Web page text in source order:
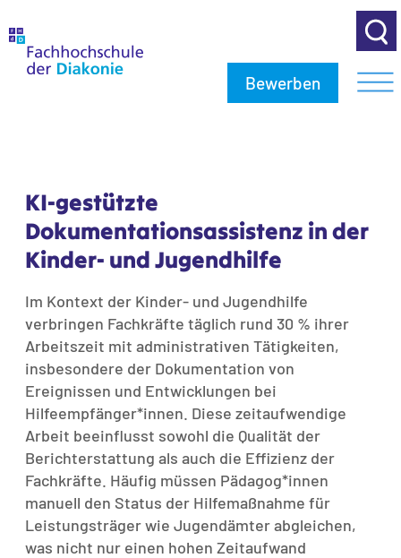
Bewerben
KI-gestützte
Dokumentationsassistenz in der
Kinder- und Jugendhilfe
Im Kontext der Kinder- und Jugendhilfe
verbringen Fachkräfte täglich rund 30 % ihrer
Arbeitszeit mit administrativen Tätigkeiten,
insbesondere der Dokumentation von
Ereignissen und Entwicklungen bei
Hilfeempfänger*innen. Diese zeitaufwendige
Arbeit beeinflusst sowohl die Qualität der
Berichterstattung als auch die Effizienz der
Fachkräfte. Häufig müssen Pädagog*innen
manuell den Status der Hilfemaßnahme für
Leistungsträger wie Jugendämter abgleichen,
was nicht nur einen hohen Zeitaufwand